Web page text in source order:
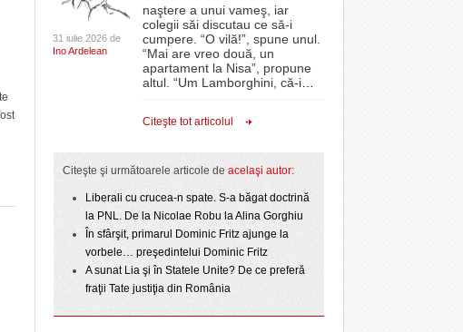
al țării”
introdus
țările
unui
conducere la
de promovare- acum 1 zi
cantonamentul cu o victorie
- 25 July 2026
Poli a învins o echipă de
Sărbătoarea continuă! Zeci de mii de oameni
au celebrat a treia seară la rând Ziua Timișoarei
- 2 August 2026
Iniţiativă inedită pentru Zilele Orașului
talentelor locale- 2 August 2026
View all
proiectelor derulate de instituție din fonduri
europene/FOTO- 11 December 2025
ANAF oferă persoanelor fizice posibilitatea să
beneficieze de Declarația Unică 212
2025
View all
CLIPURI VIDEO
JOCURI ONLINE
DIVERSE
FARMACII DIN
GRĂDINIŢE DIN TIMIŞ
PRIMĂRIILE DIN TIMIŞ
SFATUL MEDICULUI
SFATURI JURIDICE
31 iulie 2026 de
Ino Ardelean
naştere a unui vameş, iar
colegii săi discutau ce să-i
cumpere. “O vilă!”, spune unul.
“Mai are vreo două, un
apartament la Nisa”, propune
altul. “Um Lamborghini, că-i
Citeşte tot articolul
Citeşte şi următoarele articole de acelaşi autor:
Liberali cu crucea-n spate. S-a băgat doctrină
la PNL. De la Nicolae Robu la Alina Gorghiu
În sfârşit, primarul Dominic Fritz ajunge la
vorbele… preşedintelui Dominic Fritz
A sunat Lia şi în Statele Unite? De ce preferă
fraţii Tate justiţia din România